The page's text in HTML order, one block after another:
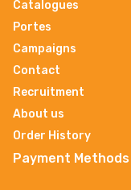
Catalogues
Portes
Campaigns
Contact
Recruitment
About us
Order History
Payment Methods